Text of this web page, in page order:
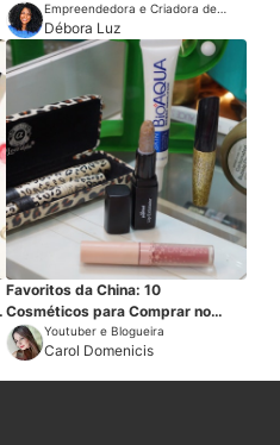
Empreendedora e Criadora de
Conteúdo
Débora Luz
Favoritos da China: 10
Cosméticos para Comprar no
AliexpressYoutuber e Blogueira
Carol Domenicis